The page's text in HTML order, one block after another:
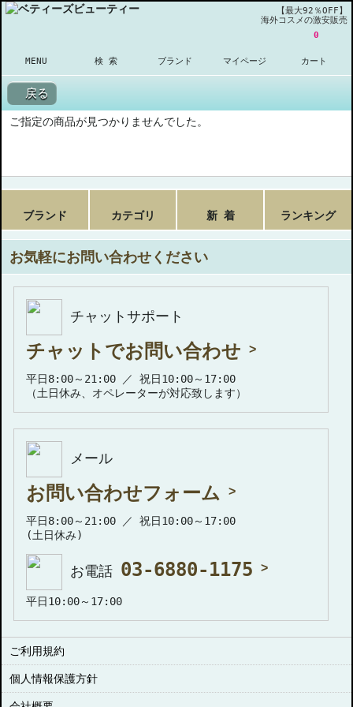
【最大92％OFF】
海外コスメの激安販売
MENU 検 索 ブランド マイページ
0
カート
戻る
ご指定の商品が見つかりませんでした。
ブランド カテゴリ 新 着 ランキング
お気軽にお問い合わせください
チャットサポート
チャットでお問い合わせ
平日8:00～21:00 ／ 祝日10:00～17:00
（土日休み、オペレーターが対応致します）
メール
お問い合わせフォーム
平日8:00～21:00 ／ 祝日10:00～17:00
(土日休み)
お電話 03-6880-1175
平日10:00～17:00
ご利用規約
個人情報保護方針